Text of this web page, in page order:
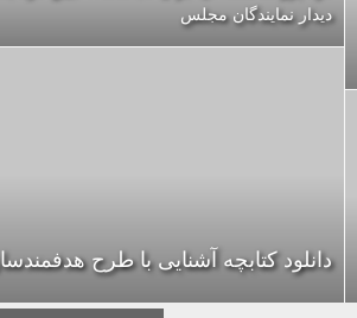
دیدار نمایندگان مجلس
دانلود کتابچه آشنایی با طرح